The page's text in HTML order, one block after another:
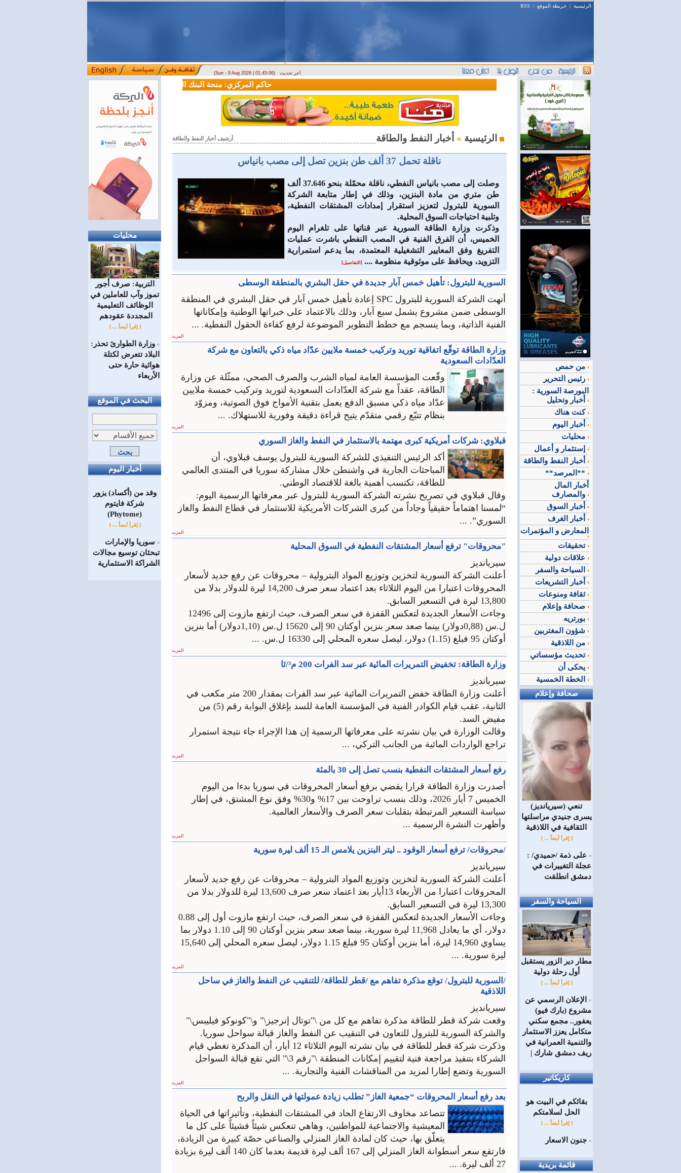
الرئيسية | خريطة الموقع |
RSS
(Sun - 9 Aug 2026 | 01:45:06) آخر تحديث
محليات
التربية: صرف أجور
تموز وآب للعاملين في
الوظائف ‏التعليمية
المجددة عقودهم ‏
[ إقرأ أيضاً ... ]
= وزارة الطوارئ تحذر:
البلاد تتعرض لكتلة
هوائية حارة حتى
الأربعاء
البحث في الموقع
أخبار اليوم
وفد من (أكساد) يزور
شركة فايتوم
(Phytome)
[ إقرأ أيضاً ... ]
= سوريا والإمارات
تبحثان توسيع مجالات
الشراكة الاستثمارية
حاكم المركزي: منحة البنك الدولي لسورية خطوة أساسية نحو بناء قطاع مالي حديث
أرشيف أخبار النفط والطاقة الرئيسية »
ناقلة تحمل 37 ألف طن بنزين تصل إلى مصب بانياس
وصلت إلى مصب بانياس النفطي، ناقلة محمّلة بنحو 37.646 ألف
طن متري من مادة البنزين، وذلك في إطار متابعة الشركة
السورية للبترول لتعزيز استقرار إمدادات المشتقات النفطية،
وتلبية احتياجات السوق المحلية.
وذكرت وزارة الطاقة السورية عبر قناتها على تلغرام اليوم
الخميس، أن الفرق الفنية في المصب النفطي باشرت عمليات
التفريغ وفق المعايير التشغيلية المعتمدة، بما يدعم استمرارية
التزويد، ويحافظ على موثوقية منظومة ....[التفاصيل]
السورية للبترول: تأهيل خمس آبار جديدة في حقل البشري بالمنطقة الوسطى
أنهت الشركة السورية للبترول ‏SPC‏ إعادة تأهيل خمس آبار في حقل البشري في ‏المنطقة
الوسطى ضمن مشروع يشمل سبع آبار، وذلك بالاعتماد على خبراتها الوطنية ‏وإمكاناتها
الفنية الذاتية، وبما ينسجم مع خطط التطوير الموضوعة لرفع كفاءة الحقول ‏النفطية.‏ ...
المزيد
وزارة الطاقة توقّع اتفاقية توريد وتركيب خمسة ملايين عدّاد مياه ذكي بالتعاون مع شركة
العدّادات السعودية
وقّعت المؤسسة العامة لمياه الشرب والصرف الصحي، ممثّلة عن وزارة
الطاقة، عقداً مع شركة العدّادات السعودية لتوريد وتركيب خمسة ملايين
عدّاد مياه ذكي مسبق الدفع يعمل بتقنية الأمواج فوق الصوتية، ومزوّد
بنظام تتبّع رقمي متقدّم يتيح قراءة دقيقة وفورية للاستهلاك. ...
المزيد
قبلاوي: شركات أمريكية كبرى مهتمة بالاستثمار في النفط والغاز السوري
أكد الرئيس التنفيذي للشركة السورية للبترول يوسف قبلاوي، أن
المباحثات الجارية في واشنطن خلال مشاركة سوريا في المنتدى العالمي
للطاقة، تكتسب أهمية بالغة للاقتصاد الوطني.
وقال قبلاوي في تصريح نشرته الشركة السورية للبترول عبر معرفاتها الرسمية اليوم:
“لمسنا اهتماماً حقيقياً وجاداً من كبرى الشركات الأمريكية للاستثمار في قطاع النفط والغاز
السوري”. ...
المزيد
"محروقات" ترفع أسعار المشتقات النفطية في السوق المحلية
سيريانديز
أعلنت الشركة السورية لتخزين وتوزيع المواد البترولية – محروقات عن رفع جديد لأسعار
المحروقات اعتبارا من اليوم الثلاثاء بعد اعتماد سعر صرف 14,200 ليرة للدولار بدلا من
13,800 ليرة في التسعير السابق.
وجاءت الأسعار الجديدة لتعكس القفزة في سعر الصرف، حيث ارتفع مازوت إلى 12496
ل.س (0,88دولار) بينما صعد سعر بنزين أوكتان 90 إلى 15620 ل.س (1,10دولار) أما بنزين
أوكتان 95 فبلغ (1.15) دولار، ليصل سعره المحلي إلى 16330 ل.س. ...
المزيد
وزارة الطاقة: تخفيض التمريرات المائية عبر سد الفرات 200 م³/ثا
سيريانديز
أعلنت وزارة الطاقة خفض التمريرات المائية عبر سد الفرات بمقدار 200 متر مكعب في
الثانية، عقب قيام الكوادر الفنية في المؤسسة العامة للسد بإغلاق البوابة رقم (5) من
مفيض السد.
وقالت الوزارة في بيان نشرته على معرفاتها الرسمية إن هذا الإجراء جاء نتيجة استمرار
تراجع الواردات المائية من الجانب التركي، ...
المزيد
رفع أسعار المشتقات النفطية بنسب تصل إلى 30 بالمئة
أصدرت وزارة الطاقة قرارا يقضي برفع أسعار المحروقات في سوريا بدءا من اليوم
الخميس 7 أيار 2026، وذلك بنسب تراوحت بين 17% و30% وفق نوع المشتق، في إطار
سياسة التسعير المرتبطة بتقلبات سعر الصرف والأسعار العالمية.
وأظهرت النشرة الرسمية ...
المزيد
/محروقات/ ترفع أسعار الوقود .. ليتر البنزين يلامس الـ 15 ألف ليرة سورية
سيريانديز
أعلنت الشركة السورية لتخزين وتوزيع المواد البترولية – محروقات عن رفع جديد لأسعار
المحروقات اعتبارا من الأربعاء 13أيار بعد اعتماد سعر صرف 13,600 ليرة للدولار بدلا من
13,300 ليرة في التسعير السابق.
وجاءت الأسعار الجديدة لتعكس القفزة في سعر الصرف، حيث ارتفع مازوت أول إلى 0.88
دولار، أي ما يعادل 11,968 ليرة سورية، بينما صعد سعر بنزين أوكتان 90 إلى 1.10 دولار بما
يساوي 14,960 ليرة، أما بنزين أوكتان 95 فبلغ 1.15 دولار، ليصل سعره المحلي إلى 15,640
ليرة سورية. ...
المزيد
/السورية للبترول/ توقع مذكرة تفاهم مع /قطر للطاقة/ للتنقيب عن النفط والغاز في ساحل
اللاذقية
سيريانديز
وقعت شركة قطر للطاقة مذكرة تفاهم مع كل من \"توتال إنرجيز\" و\"كونوكو فيليبس\"
والشركة السورية للبترول للتعاون في التنقيب عن النفط والغاز قبالة سواحل سوريا.
وذكرت شركة قطر للطاقة في بيان نشرته اليوم الثلاثاء 12 أيار، أن المذكرة تغطي قيام
الشركاء بتنفيذ مراجعة فنية لتقييم إمكانات المنطقة \"رقم 3\" التي تقع قبالة السواحل
السورية وتضع إطارا لمزيد من المناقشات الفنية والتجارية. ...
المزيد
بعد رفع أسعار المحروقات “جمعية الغاز” تطلب زيادة عمولتها في النقل والربح
تتصاعد مخاوف الارتفاع الحاد في المشتقات النفطية، وتأثيراتها في الحياة
المعيشية والاجتماعية للمواطنين، وهاهي تنعكس شيئاً فشيئاً على كل ما
يتعلّق بها، حيث كان لمادة الغاز المنزلي والصناعي حصّة كبيرة من الزيادة،
فارتفع سعر أسطوانة الغاز المنزلي إلى 167 ألف ليرة قديمة بعدما كان 140 ألف ليرة بزيادة
27 ألف ليرة. ...
البورصة السورية :
كنت هناك
**المرصد**
أخبار المال
المعارض و المؤتمرات
تحقيقات
ثقافة ومنوعات
تحديث مؤسساتي
صحافة وإعلام
(سيريانديز) تنعي
يسرى جنيدي مراسلتها
الثقافية في اللاذقية
[ إقرأ أيضاً ... ]
= على ذمة /حميدي/ :
عجلة التغييرات في
دمشق انطلقت
السياحة والسفر
مطار دير الزور يستقبل
أول رحلة دولية
[ إقرأ أيضاً ... ]
=
الإعلان الرسمي عن
مشروع (بارك فيو)
يعفور.. مجمع سكني
متكامل يعزز الاستثمار
والتنمية العمرانية في
ريف دمشق شارك |
كاريكاتير
بقائكم في البيت هو
الحل لسلامتكم
[ إقرأ أيضاً ... ]
= جنون الاسعار
قائمة بريدية